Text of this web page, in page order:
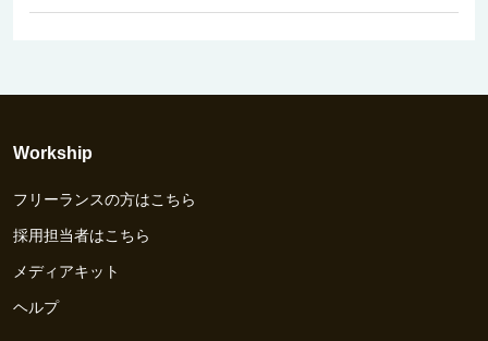
Workship
フリーランスの方はこちら
採用担当者はこちら
メディアキット
ヘルプ